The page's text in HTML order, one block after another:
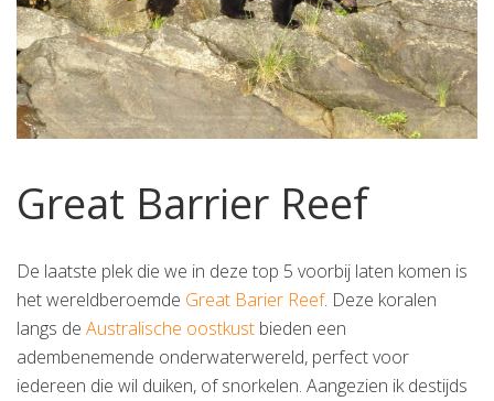
Great Barrier Reef
De laatste plek die we in deze top 5 voorbij laten komen is
het wereldberoemde Great Barier Reef. Deze koralen
langs de Australische oostkust bieden een
adembenemende onderwaterwereld, perfect voor
iedereen die wil duiken, of snorkelen. Aangezien ik destijds